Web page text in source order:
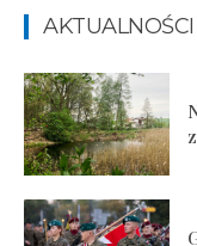
AKTUALNOŚCI